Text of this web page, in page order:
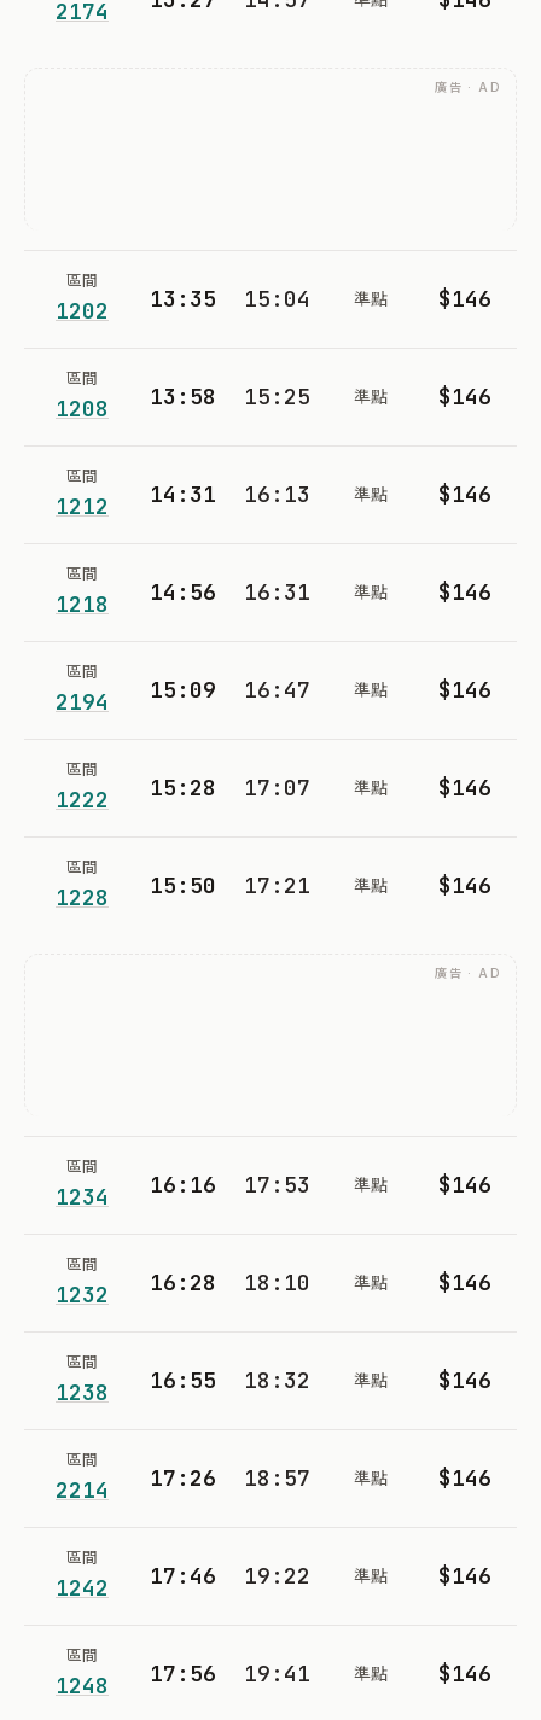
2174
廣告 · AD
區間
1202 13:35 15:04 準點 $146
區間
1208 13:58 15:25 準點 $146
區間
1212 14:31 16:13 準點 $146
區間
1218 14:56 16:31 準點 $146
區間
2194 15:09 16:47 準點 $146
區間
1222 15:28 17:07 準點 $146
區間
1228 15:50 17:21 準點 $146
廣告 · AD
區間
1234 16:16 17:53 準點 $146
區間
1232 16:28 18:10 準點 $146
區間
1238 16:55 18:32 準點 $146
區間
2214 17:26 18:57 準點 $146
區間
1242 17:46 19:22 準點 $146
區間
1248 17:56 19:41 準點 $146